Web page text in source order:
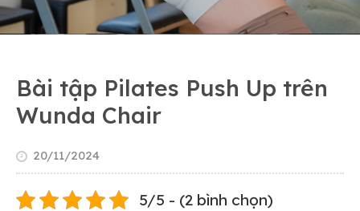
Bài tập Pilates Push Up trên
Wunda Chair
20/11/2024
5/5 - (2 bình chọn)